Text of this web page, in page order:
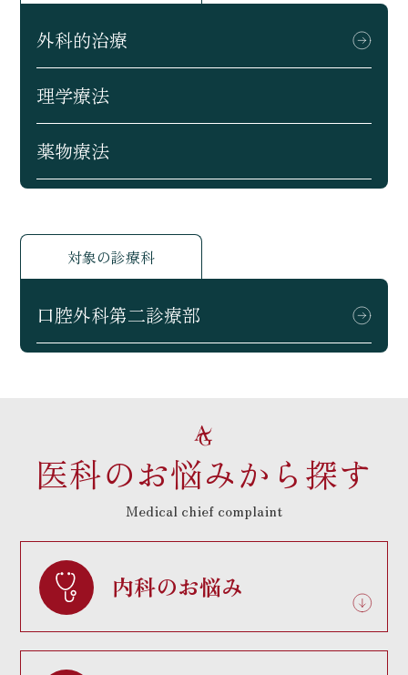
外科的治療
理学療法
薬物療法
対象の診療科
口腔外科第二診療部
医科のお悩みから探す
Medical chief complaint
内科のお悩み